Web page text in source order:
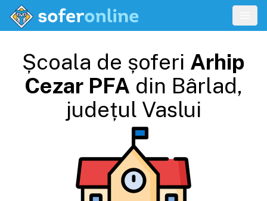
Școala de șoferi Arhip
Cezar PFA din Bârlad,
județul Vaslui